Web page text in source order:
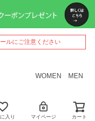
ルにご注意ください
WOMEN MEN
入り マイページ カート